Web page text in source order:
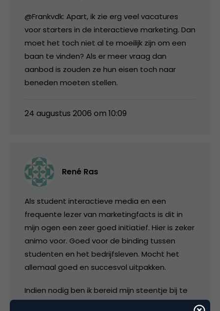
@Frankvdk: Apart, ik zie erg veel vacatures
voor starters in de interactieve marketing. Dan
moet het toch niet al te moeilijk zijn om een
baan te vinden? Als er meer vraag dan
aanbod is zouden ze hun eisen toch naar
beneden moeten stellen.
24 augustus 2006 om 10:09
René Ras
Als student interactieve media en een
frequente lezer van marketingfacts is dit in
mijn ogen een zeer goed initiatief. Hier is zeker
animo voor. Goed voor de binding tussen
studenten en het bedrijfsleven. Mocht het
allemaal goed en succesvol uitpakken.
Indien nodig ben ik bereid mijn steentje bij te
dragen aan dit project.